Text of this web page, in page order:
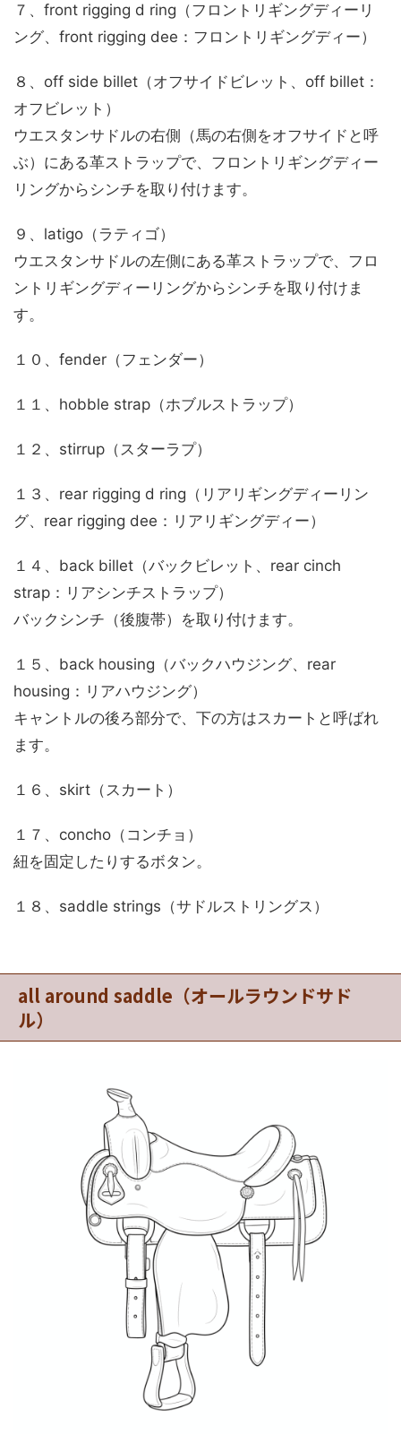
７、front rigging d ring（フロントリギングディーリ
ング、front rigging dee：フロントリギングディー）
８、off side billet（オフサイドビレット、off billet：
オフビレット）
ウエスタンサドルの右側（馬の右側をオフサイドと呼
ぶ）にある革ストラップで、フロントリギングディー
リングからシンチを取り付けます。
９、latigo（ラティゴ）
ウエスタンサドルの左側にある革ストラップで、フロ
ントリギングディーリングからシンチを取り付けま
す。
１０、fender（フェンダー）
１１、hobble strap（ホブルストラップ）
１２、stirrup（スターラプ）
１３、rear rigging d ring（リアリギングディーリン
グ、rear rigging dee：リアリギングディー）
１４、back billet（バックビレット、rear cinch
strap：リアシンチストラップ）
バックシンチ（後腹帯）を取り付けます。
１５、back housing（バックハウジング、rear
housing：リアハウジング）
キャントルの後ろ部分で、下の方はスカートと呼ばれ
ます。
１６、skirt（スカート）
１７、concho（コンチョ）
紐を固定したりするボタン。
１８、saddle strings（サドルストリングス）
all around saddle（オールラウンドサド
ル）